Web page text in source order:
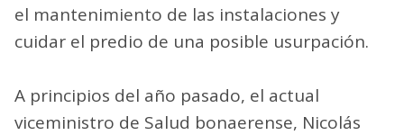
el mantenimiento de las instalaciones y
cuidar el predio de una posible usurpación.
A principios del año pasado, el actual
viceministro de Salud bonaerense, Nicolás